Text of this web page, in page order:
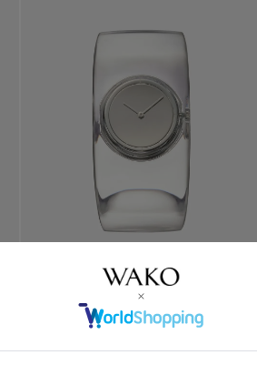
イッセイ ミヤケ ウオッチ
「O（オー）...